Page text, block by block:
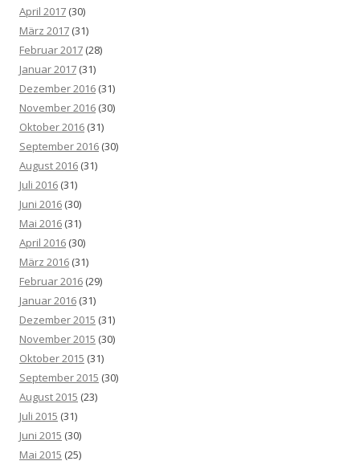
April 2017 (30)
März 2017 (31)
Februar 2017 (28)
Januar 2017 (31)
Dezember 2016 (31)
November 2016 (30)
Oktober 2016 (31)
September 2016 (30)
August 2016 (31)
Juli 2016 (31)
Juni 2016 (30)
Mai 2016 (31)
April 2016 (30)
März 2016 (31)
Februar 2016 (29)
Januar 2016 (31)
Dezember 2015 (31)
November 2015 (30)
Oktober 2015 (31)
September 2015 (30)
August 2015 (23)
Juli 2015 (31)
Juni 2015 (30)
Mai 2015 (25)